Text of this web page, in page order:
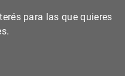
para las que quieres